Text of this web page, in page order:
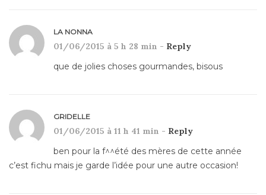
LA NONNA
01/06/2015 à 5 h 28 min - Reply
que de jolies choses gourmandes, bisous
GRIDELLE
01/06/2015 à 11 h 41 min - Reply
ben pour la f^^été des mères de cette année
c’est fichu mais je garde l’idée pour une autre occasion!